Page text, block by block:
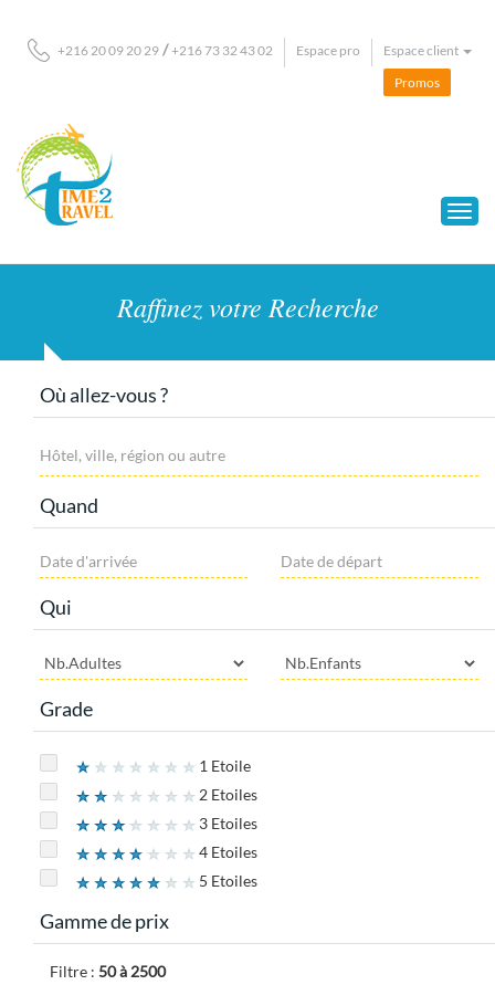
+216 20 09 20 29 /+216 73 32 43 02 Espace pro
Espace client
Promos
Raffinez votre Recherche
Où allez-vous ?
Quand
Qui
Grade
1 Etoile
2 Etoiles
3 Etoiles
4 Etoiles
5 Etoiles
Gamme de prix
Filtre : 50 à 2500